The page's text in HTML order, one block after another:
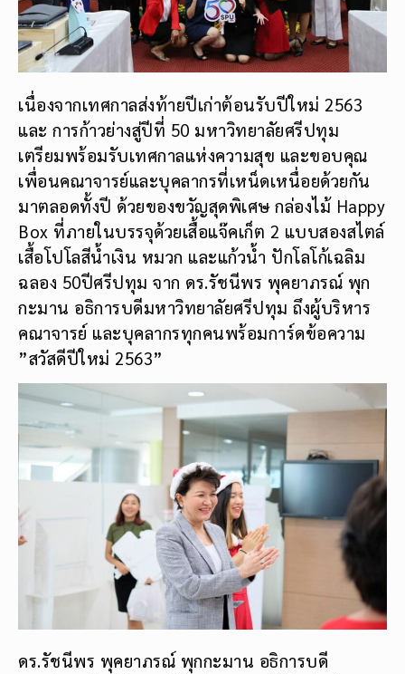
เนื่องจากเทศกาลส่งท้ายปีเก่าต้อนรับปีใหม่ 2563
และ การก้าวย่างสู่ปีที่ 50 มหาวิทยาลัยศรีปทุม
เตรียมพร้อมรับเทศกาลแห่งความสุข และขอบคุณ
เพื่อนคณาจารย์และบุคลากรที่เหน็ดเหนื่อยด้วยกัน
มาตลอดทั้งปี ด้วยของขวัญสุดพิเศษ กล่องไม้ Happy
Box ที่ภายในบรรจุด้วยเสื้อแจ๊คเก็ต 2 แบบสองสไตล์
เสื้อโปโลสีน้ำเงิน หมวก และแก้วน้ำ ปักโลโก้เฉลิม
ฉลอง 50ปีศรีปทุม จาก ดร.รัชนีพร พุคยาภรณ์ พุก
กะมาน อธิการบดีมหาวิทยาลัยศรีปทุม ถึงผู้บริหาร
คณาจารย์ และบุคลากรทุกคนพร้อมการ์ดข้อความ
”สวัสดีปีใหม่ 2563”
ดร.รัชนีพร พุคยาภรณ์ พุกกะมาน อธิการบดี